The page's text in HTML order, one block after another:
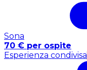
Sona
70 € per ospite
Esperienza condivisa